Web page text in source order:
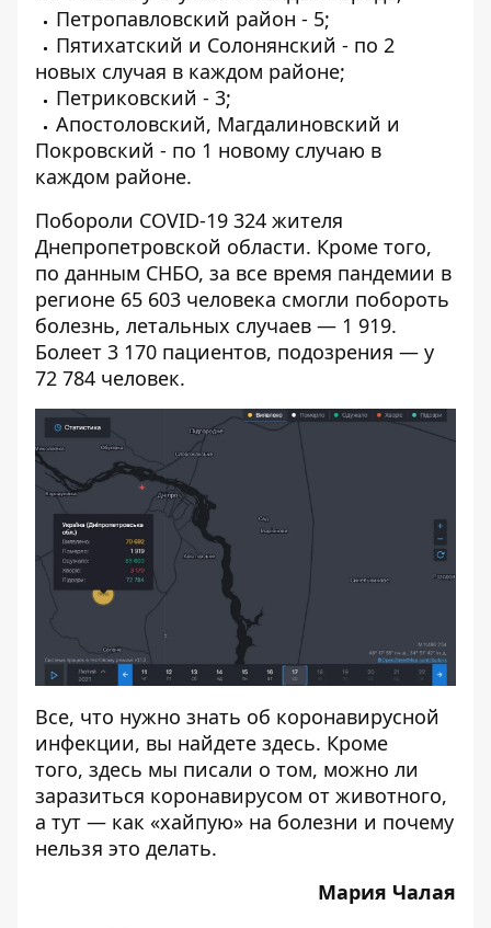
Петропавловский район - 5;
Пятихатский и Солонянский - по 2
новых случая в каждом районе;
Петриковский - 3;
Апостоловский, Магдалиновский и
Покровский - по 1 новому случаю в
каждом районе.
Побороли COVID-19 324 жителя
Днепропетровской области. Кроме того,
по данным СНБО, за все время пандемии в
регионе 65 603 человека смогли побороть
болезнь, летальных случаев — 1 919.
Болеет 3 170 пациентов, подозрения — у
72 784 человек.
Все, что нужно знать об коронавирусной
инфекции, вы найдете здесь. Кроме
того, здесь мы писали о том, можно ли
заразиться коронавирусом от животного,
а тут — как «хайпую» на болезни и почему
нельзя это делать.
Мария Чалая